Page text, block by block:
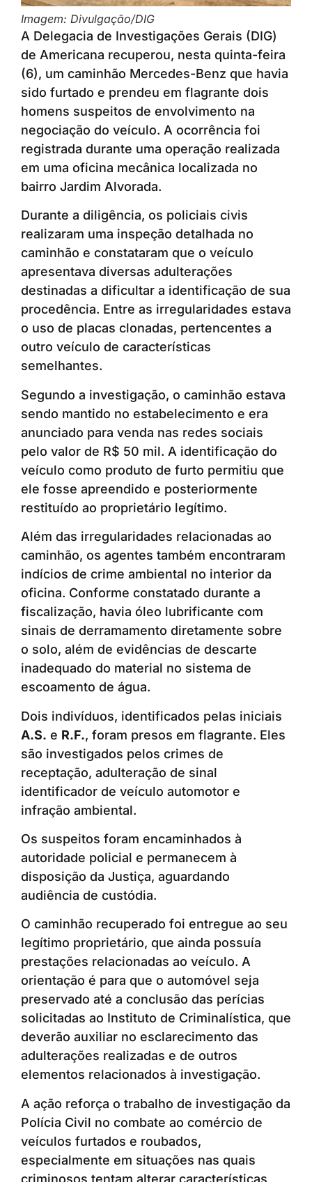
Imagem: Divulgação/DIG
A Delegacia de Investigações Gerais (DIG)
de Americana recuperou, nesta quinta-feira
(6), um caminhão Mercedes-Benz que havia
sido furtado e prendeu em flagrante dois
homens suspeitos de envolvimento na
negociação do veículo. A ocorrência foi
registrada durante uma operação realizada
em uma oficina mecânica localizada no
bairro Jardim Alvorada.
Durante a diligência, os policiais civis
realizaram uma inspeção detalhada no
caminhão e constataram que o veículo
apresentava diversas adulterações
destinadas a dificultar a identificação de sua
procedência. Entre as irregularidades estava
o uso de placas clonadas, pertencentes a
outro veículo de características
semelhantes.
Segundo a investigação, o caminhão estava
sendo mantido no estabelecimento e era
anunciado para venda nas redes sociais
pelo valor de R$ 50 mil. A identificação do
veículo como produto de furto permitiu que
ele fosse apreendido e posteriormente
restituído ao proprietário legítimo.
Além das irregularidades relacionadas ao
caminhão, os agentes também encontraram
indícios de crime ambiental no interior da
oficina. Conforme constatado durante a
fiscalização, havia óleo lubrificante com
sinais de derramamento diretamente sobre
o solo, além de evidências de descarte
inadequado do material no sistema de
escoamento de água.
Dois indivíduos, identificados pelas iniciais
A.S. e R.F., foram presos em flagrante. Eles
são investigados pelos crimes de
receptação, adulteração de sinal
identificador de veículo automotor e
infração ambiental.
Os suspeitos foram encaminhados à
autoridade policial e permanecem à
disposição da Justiça, aguardando
audiência de custódia.
O caminhão recuperado foi entregue ao seu
legítimo proprietário, que ainda possuía
prestações relacionadas ao veículo. A
orientação é para que o automóvel seja
preservado até a conclusão das perícias
solicitadas ao Instituto de Criminalística, que
deverão auxiliar no esclarecimento das
adulterações realizadas e de outros
elementos relacionados à investigação.
A ação reforça o trabalho de investigação da
Polícia Civil no combate ao comércio de
veículos furtados e roubados,
especialmente em situações nas quais
criminosos tentam alterar características